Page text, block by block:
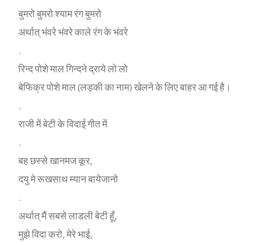
बुमरो बुमरो श्‍याम रंग बुमरो
अर्थात् भंवरे भंवरे काले रंग के भंवरे
.
रिन्‍द पोशे माल गिन्‍दने द्राये लो लो
बेफिक्र पोशे माल (लड़की का नाम) खेलने के लिए बाहर आ गई है।
.
राजी में बेटी के विदाई गीत में
.
बह छस्‍से खानमज कूर,
दयु मे रूखसाथ म्‍यान बायेजानो
.
अर्थात् मैं सबसे लाडली बेटी हूँ,
मुझे विदा करो, मेरे भाई,